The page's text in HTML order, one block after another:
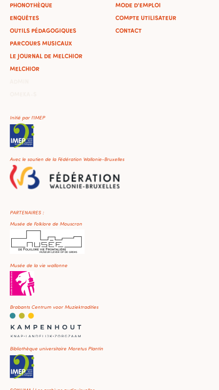
PHONOTHÈQUE
ENQUÊTES
OUTILS PÉDAGOGIQUES
PARCOURS MUSICAUX
LE JOURNAL DE MELCHIOR
MELCHIOR
MODE D'EMPLOI
COMPTE UTILISATEUR
CONTACT
Initié par l'IMEP
Avec le soutien de la Fédération Wallonie-Bruxelles
PARTENAIRES :
Musée de Folklore de Mouscron
Musée de la vie wallonne
Brabants Centrum voor Muziektradities
Bibliothèque universitaire Moretus Plantin